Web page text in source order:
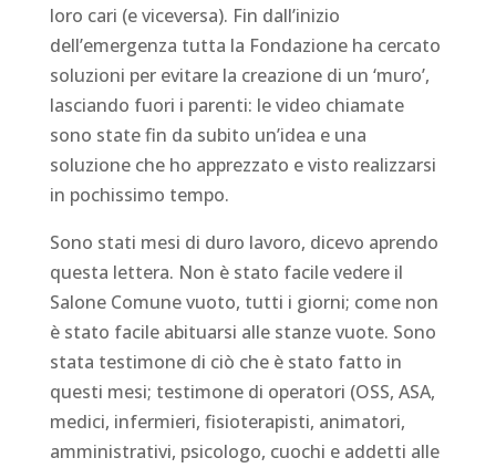
loro cari (e viceversa). Fin dall’inizio
dell’emergenza tutta la Fondazione ha cercato
soluzioni per evitare la creazione di un ‘muro’,
lasciando fuori i parenti: le video chiamate
sono state fin da subito un’idea e una
soluzione che ho apprezzato e visto realizzarsi
in pochissimo tempo.
Sono stati mesi di duro lavoro, dicevo aprendo
questa lettera. Non è stato facile vedere il
Salone Comune vuoto, tutti i giorni; come non
è stato facile abituarsi alle stanze vuote. Sono
stata testimone di ciò che è stato fatto in
questi mesi; testimone di operatori (OSS, ASA,
medici, infermieri, fisioterapisti, animatori,
amministrativi, psicologo, cuochi e addetti alle